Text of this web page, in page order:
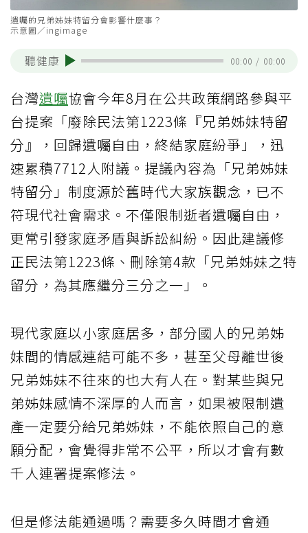
遺囑的兄弟姊妹特留分會影響什麼事？
示意圖／ingimage
聽健康 00:00 / 00:00
台灣遺囑協會今年8月在公共政策網路參與平
台提案「廢除民法第1223條『兄弟姊妹特留
分』，回歸遺囑自由，終結家庭紛爭」，迅
速累積7712人附議。提議內容為「兄弟姊妹
特留分」制度源於舊時代大家族觀念，已不
符現代社會需求。不僅限制逝者遺囑自由，
更常引發家庭矛盾與訴訟糾紛。因此建議修
正民法第1223條、刪除第4款「兄弟姊妹之特
留分，為其應繼分三分之一」。
現代家庭以小家庭居多，部分國人的兄弟姊
妹間的情感連結可能不多，甚至父母離世後
兄弟姊妹不往來的也大有人在。對某些與兄
弟姊妹感情不深厚的人而言，如果被限制遺
產一定要分給兄弟姊妹，不能依照自己的意
願分配，會覺得非常不公平，所以才會有數
千人連署提案修法。
但是修法能通過嗎？需要多久時間才會通